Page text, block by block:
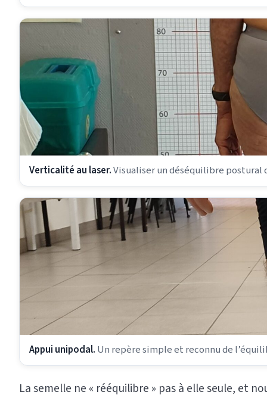
Verticalité au laser.Visualiser un déséquilibre postural
Appui unipodal. Un repère simple et reconnu de
La semelle ne « rééquilibre » pas à elle seule, et